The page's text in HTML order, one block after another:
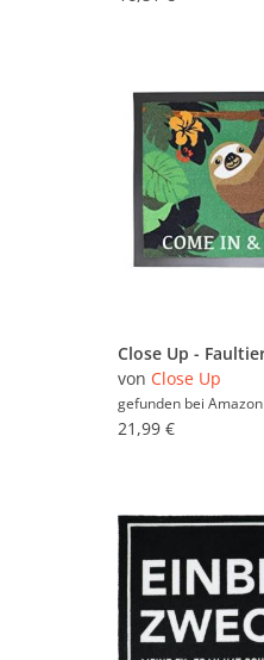
von Close Up
gefunden bei Amazon
21,99 €